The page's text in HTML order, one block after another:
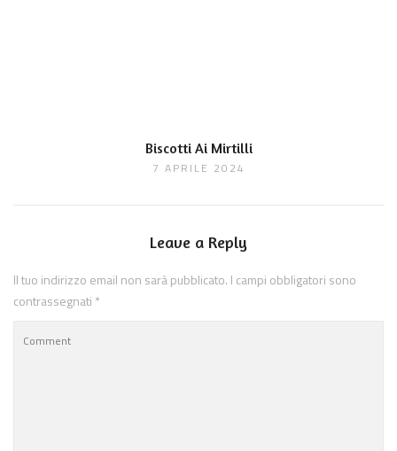
Biscotti Ai Mirtilli
7 APRILE 2024
Leave a Reply
Il tuo indirizzo email non sarà pubblicato. I campi obbligatori sono
contrassegnati *